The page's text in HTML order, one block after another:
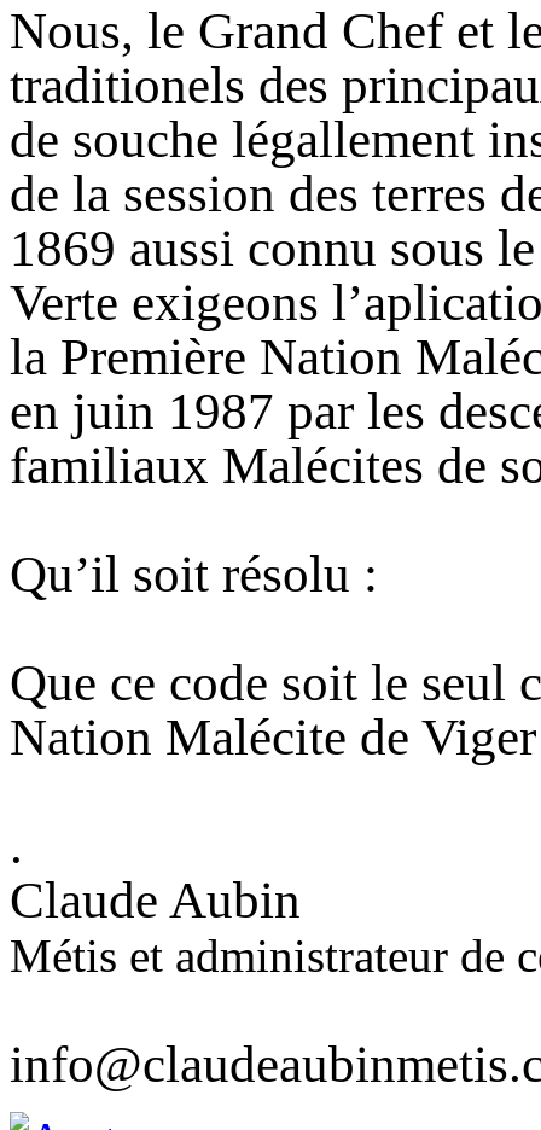
Nous, le Grand Chef et
traditionels des
de souche légallement
de la session des terres
1869 aussi connu sous
Verte exigeons
la Première Nation
en juin 1987 par les
familiaux Malécites de
Qu’il soit résolu :
Que ce code soit le seul
Nation Malécite de
.
Claude Aubin
Métis et administrateur de